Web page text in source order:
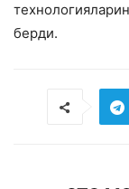
берди.